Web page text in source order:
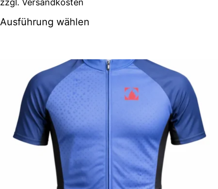
zzgl. Versandkosten
Ausführung wählen